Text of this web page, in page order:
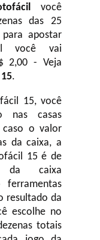
você
das 25
apostar
você vai
2,00 - Veja
.
15, você
nas casas
caso o valor
da caixa, a
15 é de
da caixa
resultado da
escolhe no
totais